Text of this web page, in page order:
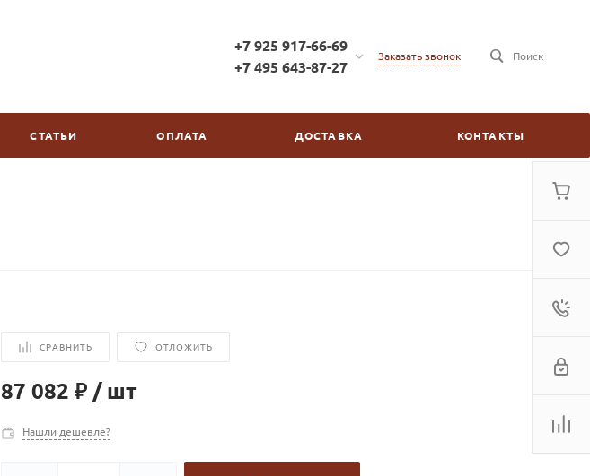
+7 925 917-66-69
+7 495 643-87-27
д.2/30
Заказать звонок Поиск
СТАТЬИ ОПЛАТА ДОСТАВКА КОНТАКТЫ
СРАВНИТЬ ОТЛОЖИТЬ
87 082 ₽ / шт
Нашли дешевле?